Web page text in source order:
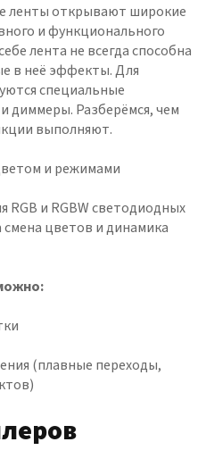
ленты открывают широкие
и функционального
лента не всегда способна
в неё эффекты. Для
специальные
диммеры. Разберёмся, чем
выполняют.
и режимами
RGB и RGBW светодиодных
смена цветов и динамика
(плавные переходы,